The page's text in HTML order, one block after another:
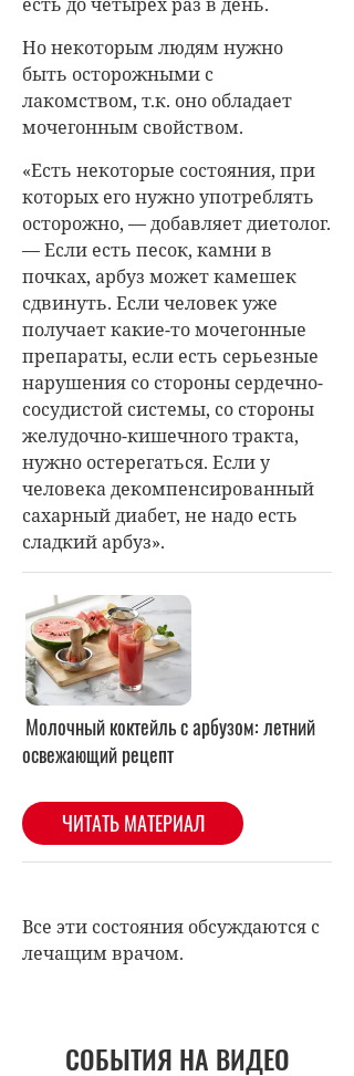
Но некоторым людям нужно
быть осторожными с
лакомством, т.к. оно обладает
мочегонным свойством.
«Есть некоторые состояния, при
которых его нужно употреблять
осторожно, — добавляет диетолог.
— Если есть песок, камни в
почках, арбуз может камешек
сдвинуть. Если человек уже
получает какие-то мочегонные
препараты, если есть серьезные
нарушения со стороны сердечно-
сосудистой системы, со стороны
желудочно-кишечного тракта,
нужно остерегаться. Если у
человека декомпенсированный
сахарный диабет, не надо есть
сладкий арбуз».
Все эти состояния обсуждаются с
лечащим врачом.
СОБЫТИЯ НА ВИДЕО